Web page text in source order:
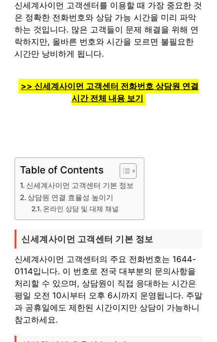
신세계사이먼 고객센터를 이용할 때 가장 중요한 것
은 정확한 전화번호와 상담 가능 시간을 미리 파악
하는 것입니다. 많은 고객들이 문제 해결을 위해 연
락하지만, 올바른 번호와 시간을 모르면 불필요한
시간만 낭비하게 됩니다.
>> 신세계사이먼 고객센터 전화번호 상담원 연결
시간 전체 내용 보기
Table of Contents
신세계사이먼 고객센터 기본 정보
상담원 연결 효율성 높이기
온라인 상담 및 대체 채널
신세계사이먼 고객센터 기본 정보
신세계사이먼 고객센터의 주요 전화번호는 1644-
0114입니다. 이 번호로 전국 대부분의 문의사항을
처리할 수 있으며, 상담원이 직접 응대하는 시간은
평일 오전 10시부터 오후 6시까지 운영됩니다. 주말
과 공휴일에도 제한된 시간이지만 상담이 가능하니
참고하세요.